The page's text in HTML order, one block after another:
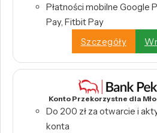
Płatności mobilne Google
Pay, Fitbit Pay
Szczegóły
Konto Przekorzystne dla
Do 200 zł za otwarcie i
konta